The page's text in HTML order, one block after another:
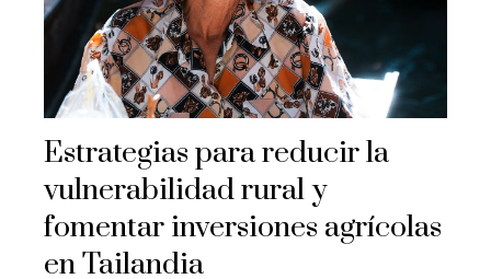
Estrategias para reducir la
vulnerabilidad rural y
fomentar inversiones agrícolas
en Tailandia